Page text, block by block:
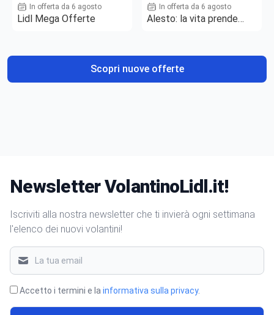
In offerta da 6 agosto
Lidl Mega Offerte
In offerta da 6 agosto
Alesto: la vita prende
Scopri nuove offerte
Newsletter VolantinoLidl.it!
Iscriviti alla nostra newsletter che ti invierà ogni settimana
l'elenco dei nuovi volantini!
Accetto i termini e la informativa sulla privacy.